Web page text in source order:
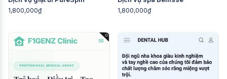
1,800,000₫ 1,800,000₫